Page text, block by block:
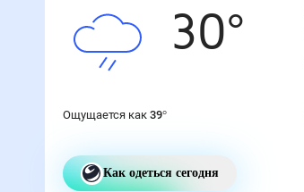
30°
Ощущается как 39°
Как одеться сегодня